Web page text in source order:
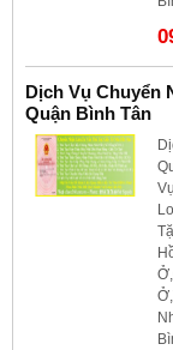
Dịch Vụ Chuyển
Quận Bình Tân